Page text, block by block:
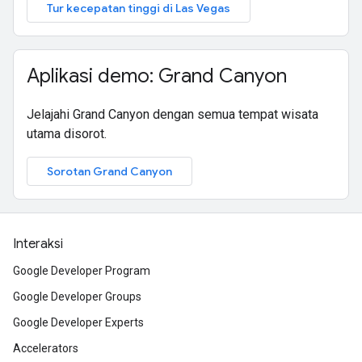
Tur kecepatan tinggi di Las Vegas
Aplikasi demo: Grand Canyon
Jelajahi Grand Canyon dengan semua tempat wisata
utama disorot.
Sorotan Grand Canyon
Interaksi
Google Developer Program
Google Developer Groups
Google Developer Experts
Accelerators